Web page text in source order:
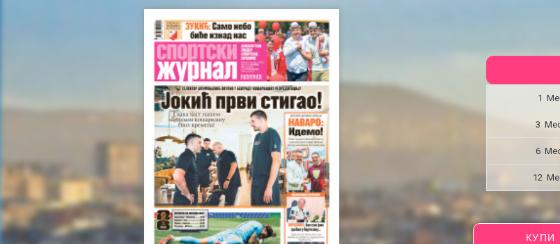
1
3
6
12
КУПИ